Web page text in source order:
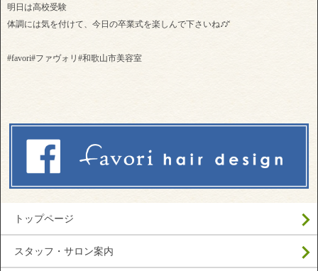
明日は高校受験
体調には気を付けて、今日の卒業式を楽しんで下さいね♪̊̈♪̆̈
#favori#ファヴォリ#和歌山市美容室
トップページ
スタッフ・サロン案内